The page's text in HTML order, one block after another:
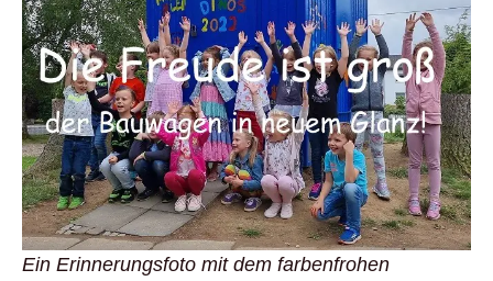
Ein Erinnerungsfoto mit dem farbenfrohen